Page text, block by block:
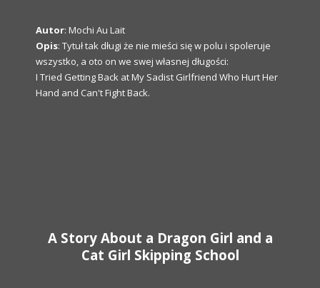
Autor: Mochi Au Lait
Opis: Tytuł tak długi że nie mieści się w polu i spoleruje
wszystko, a oto on we swej własnej długości:
I Tried Getting Back at My Sadist Girlfriend Who Hurt Her
Hand and Can't Fight Back.
A Story About a Dragon Girl and a
Cat Girl Skipping School